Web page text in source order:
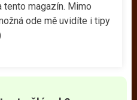
magazín. Mimo
ode mě uvidíte i tipy